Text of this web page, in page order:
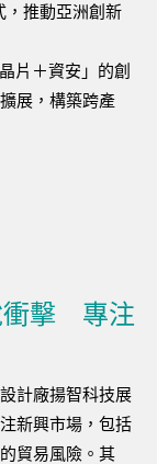
，推動亞洲創新
片＋資安」的創
展，構築跨產
衝擊 專注
計廠揚智科技展
新興市場，包括
貿易風險。其